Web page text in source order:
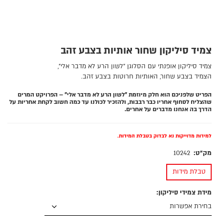
צמיד סיליקון שחור אותיות בצבע זהב
צמיד סיליקון אופנתי עם הסלוגן "לשון הרע לא מדבר אלי",
הצמיד בצבע שחור, האותיות חרוטות בצבע זהב.
הפריט שלפניכם הוא חלק מיוזמת "לשון הרע לא מדבר אלי" – הפרויקט המרים
שהצליח לסחוף אחריו כבר רבבות, ולהזכיר לכולנו עד כמה חשוב לקחת אחריות על
הדרך בה אנחנו מדברים על אחרים.
למידות מדוייקות נא לבדוק בטבלת המידות.
מק"ט: 10242
טבלת מידות
מידת צמידי סיליקון: